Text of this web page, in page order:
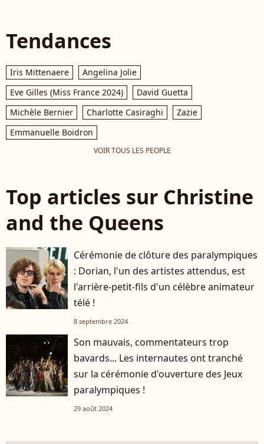
Tendances
Iris Mittenaere
Angelina Jolie
Eve Gilles (Miss France 2024)
David Guetta
Michèle Bernier
Charlotte Casiraghi
Zazie
Emmanuelle Boidron
VOIR TOUS LES PEOPLE
Top articles sur Christine
and the Queens
Cérémonie de clôture des paralympiques
: Dorian, l'un des artistes attendus, est
l'arrière-petit-fils d'un célèbre animateur
télé !
8 septembre 2024
Son mauvais, commentateurs trop
bavards... Les internautes ont tranché
sur la cérémonie d'ouverture des Jeux
paralympiques !
29 août 2024